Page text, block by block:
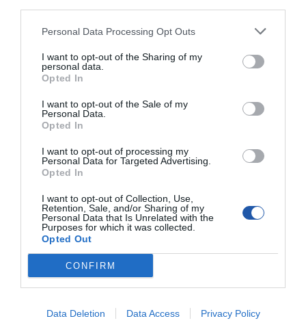
Personal Data Processing Opt Outs
I want to opt-out of the Sharing of my
personal data.
Opted In
I want to opt-out of the Sale of my
Personal Data.
Opted In
I want to opt-out of processing my
Personal Data for Targeted Advertising.
Opted In
I want to opt-out of Collection, Use,
Retention, Sale, and/or Sharing of my
Personal Data that Is Unrelated with the
Purposes for which it was collected.
Opted Out
CONFIRM
Data Deletion Data Access Privacy Policy
Protokół
cyfrowej:
ADSL, ADSL2, ADSL2+
Rozszerzenie / połączenie
LAN: 3 x 10Base-T/100Base-TX - RJ-45
Antena
Kierunkowość: Antena dookólna
uzyskany:
Zasilanie
Zasilacz: Adapter mocy zewnętrznej
Różne
11.4 cm